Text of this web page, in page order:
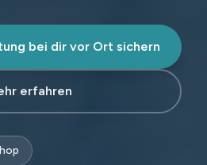
bei dir vor Ort sichern
erfahren